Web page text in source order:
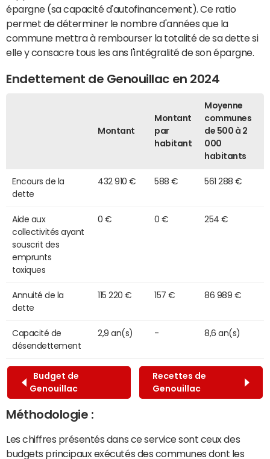
épargne (sa capacité d'autofinancement). Ce ratio
permet de déterminer le nombre d'années que la
commune mettra à rembourser la totalité de sa dette si
elle y consacre tous les ans l'intégralité de son épargne.
Endettement de Genouillac en 2024
Montant
Montant
par
habitant
Moyenne
communes
de 500 à 2
000
habitants
Encours de la
dette
432 910 € 588 € 561 288 €
Aide aux
collectivités ayant
souscrit des
emprunts
toxiques
0 € 0 € 254 €
Annuité de la
dette
115 220 € 157 € 86 989 €
Capacité de
désendettement
2,9 an(s) - 8,6 an(s)
Budget de
Genouillac
Recettes de
Genouillac
Méthodologie :
Les chiffres présentés dans ce service sont ceux des
budgets principaux exécutés des communes dont les